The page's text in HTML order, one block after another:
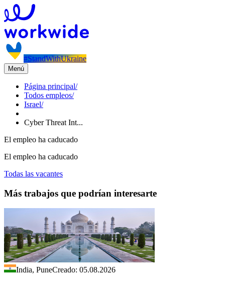
#StandWithUkraine
Menú
Página principal/
Todos empleos/
Israel/
Cyber Threat Int...
El empleo ha caducado
El empleo ha caducado
Todas las vacantes
Más trabajos que podrían interesarte
India, PuneCreado: 05.08.2026